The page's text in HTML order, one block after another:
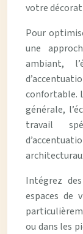
votre
Pour
une
ambiant,
confortable.
générale,
travail
Intégrez
espaces de
ou dans les